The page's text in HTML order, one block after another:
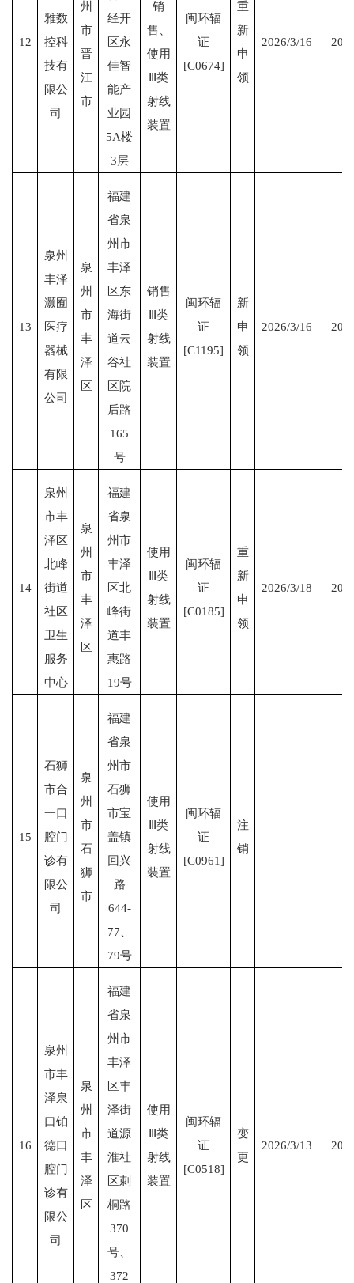
12
雅数
控科
技有
限公
司
州
市
晋
江
市
经开
区永
佳智
能产
业园
5A楼
3层
销
售、
使用
Ⅲ类
射线
装置
闽环辐
证
[C0674]
重
新
申
领
2026/3/16
13
泉州
丰泽
灏囿
医疗
器械
有限
公司
泉
州
市
丰
泽
区
福建
省泉
州市
丰泽
区东
海街
道云
谷社
区院
后路
165
号
销售
Ⅲ类
射线
装置
闽环辐
证
[C1195]
新
申
领
2026/3/16
14
泉州
市丰
泽区
北峰
街道
社区
卫生
服务
中心
泉
州
市
丰
泽
区
福建
省泉
州市
丰泽
区北
峰街
道丰
惠路
19号
使用
Ⅲ类
射线
装置
闽环辐
证
[C0185]
重
新
申
领
2026/3/18
15
石狮
市合
一口
腔门
诊有
限公
司
泉
州
市
石
狮
市
福建
省泉
州市
石狮
市宝
盖镇
回兴
路
644-
77、
79号
使用
Ⅲ类
射线
装置
闽环辐
证
[C0961]
注
销
16
泉州
市丰
泽泉
口铂
德口
腔门
诊有
限公
司
泉
州
市
丰
泽
区
福建
省泉
州市
丰泽
区丰
泽街
道源
淮社
区刺
桐路
370
号、
372
使用
Ⅲ类
射线
装置
闽环辐
证
[C0518]
变
更
2026/3/13